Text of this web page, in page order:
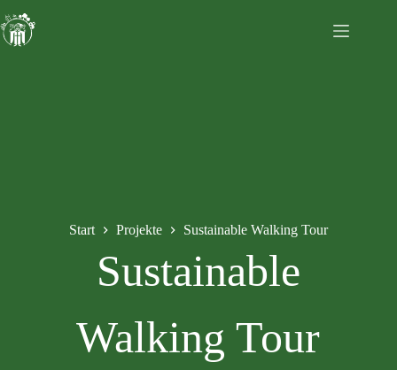
Start Projekte Sustainable Walking Tour
Sustainable
Walking Tour